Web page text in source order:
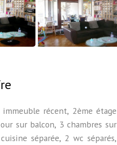
récent, 2ème étage
sur balcon, 3 chambres sur
séparée, 2 wc séparés,